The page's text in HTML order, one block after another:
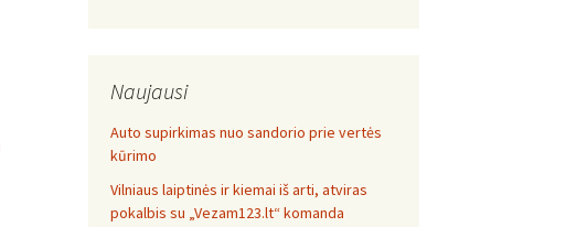
Naujausi
Auto supirkimas nuo sandorio prie vertės
kūrimo
Vilniaus laiptinės ir kiemai iš arti, atviras
pokalbis su „Vezam123.lt“ komanda